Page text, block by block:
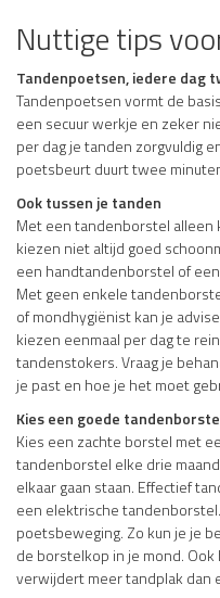
Nuttige tips
Tandenpoetsen, iedere dag
Tandenpoetsen vormt de
een secuur werkje en zeker
per dag je tanden zorgvuldig
poetsbeurt duurt twee
Ook tussen je tanden
Met een tandenborstel alleen
kiezen niet altijd goed
een handtandenborstel of
Met geen enkele
of mondhygiënist kan je
kiezen eenmaal per dag te
tandenstokers. Vraag je
je past en hoe je het moet
Kies een goede
Kies een zachte borstel met
tandenborstel elke drie
elkaar gaan staan. Effectief
een elektrische
poetsbeweging. Zo kun je je
de borstelkop in je mond.
verwijdert meer tandplak dan